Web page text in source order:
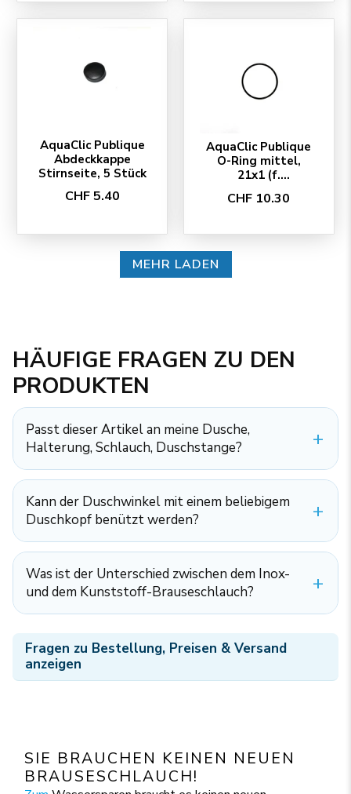
AquaClic Publique
Abdeckkappe
Stirnseite, 5 Stück
CHF 5.40
AquaClic Publique
O-Ring mittel,
21x1 (f.
se), 5 Stück
CHF 10.30
MEHR LADEN
HÄUFIGE FRAGEN ZU DEN
PRODUKTEN
Passt dieser Artikel an meine Dusche,
Halterung, Schlauch, Duschstange?
Kann der Duschwinkel mit einem beliebigem
Duschkopf benützt werden?
Was ist der Unterschied zwischen dem Inox-
und dem Kunststoff-Brauseschlauch?
Fragen zu Bestellung, Preisen & Versand
anzeigen
SIE BRAUCHEN KEINEN NEUEN
BRAUSESCHLAUCH!